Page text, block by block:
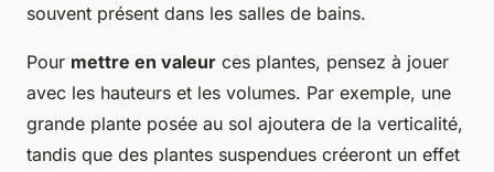
souvent présent dans les salles de bains.
Pour mettre en valeur ces plantes, pensez à jouer
avec les hauteurs et les volumes. Par exemple, une
grande plante posée au sol ajoutera de la verticalité,
tandis que des plantes suspendues créeront un effet